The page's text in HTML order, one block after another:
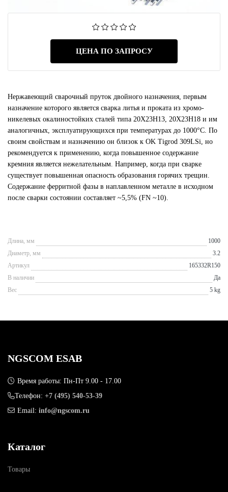
ЦЕНА ПО ЗАПРОСУ
Нержавеющий сварочный пруток двойного назначения, первым
назначение которого является сварка литья и проката из хромо-
никелевых окалиностойких сталей типа 20Х23Н13, 20Х23Н18 и им
аналогичных, эксплуатирующихся при температурах до 1000°С. По
своим свойствам и назначению он близок к OK Tigrod 309LSi, но
рекомендуется к применению, когда повышенное содержание
кремния является нежелательным. Например, когда при сварке
существует повышенная опасность образования горячих трещин.
Содержание ферритной фазы в наплавленном металле в исходном
после сварки состоянии составляет ~5,5% (FN ~10).
Длина, мм
1000
Диаметр, мм
3.2
Артикул
165332R150
В наличии
Да
Вес
5 kg
NGSCOM ESAB
Время работы: Пн-Пт 9.00 - 17.00
Телефон: +7 (495) 540-53-39
Email: info@ngscom.ru
Каталог
Товары